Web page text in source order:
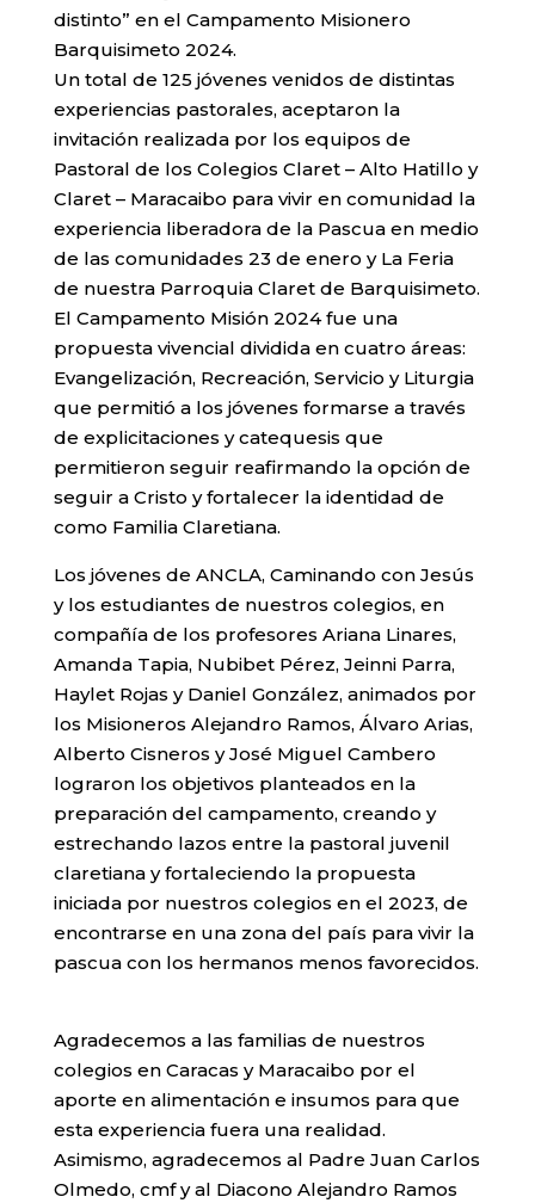
distinto” en el Campamento Misionero
Barquisimeto 2024.
Un total de 125 jóvenes venidos de distintas
experiencias pastorales, aceptaron la
invitación realizada por los equipos de
Pastoral de los Colegios Claret – Alto Hatillo y
Claret – Maracaibo para vivir en comunidad la
experiencia liberadora de la Pascua en medio
de las comunidades 23 de enero y La Feria
de nuestra Parroquia Claret de Barquisimeto.
El Campamento Misión 2024 fue una
propuesta vivencial dividida en cuatro áreas:
Evangelización, Recreación, Servicio y Liturgia
que permitió a los jóvenes formarse a través
de explicitaciones y catequesis que
permitieron seguir reafirmando la opción de
seguir a Cristo y fortalecer la identidad de
como Familia Claretiana.
Los jóvenes de ANCLA, Caminando con Jesús
y los estudiantes de nuestros colegios, en
compañía de los profesores Ariana Linares,
Amanda Tapia, Nubibet Pérez, Jeinni Parra,
Haylet Rojas y Daniel González, animados por
los Misioneros Alejandro Ramos, Álvaro Arias,
Alberto Cisneros y José Miguel Cambero
lograron los objetivos planteados en la
preparación del campamento, creando y
estrechando lazos entre la pastoral juvenil
claretiana y fortaleciendo la propuesta
iniciada por nuestros colegios en el 2023, de
encontrarse en una zona del país para vivir la
pascua con los hermanos menos favorecidos.
Agradecemos a las familias de nuestros
colegios en Caracas y Maracaibo por el
aporte en alimentación e insumos para que
esta experiencia fuera una realidad.
Asimismo, agradecemos al Padre Juan Carlos
Olmedo, cmf y al Diacono Alejandro Ramos